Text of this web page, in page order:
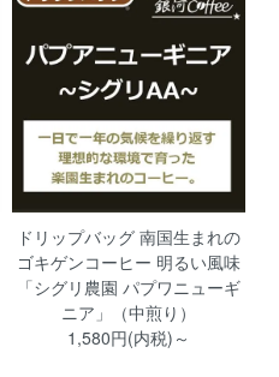
ドリップバッグ 南国生まれの
ゴキゲンコーヒー 明るい風味
「シグリ農園 パプワニューギ
ニア」（中煎り）
1,580円(内税)～